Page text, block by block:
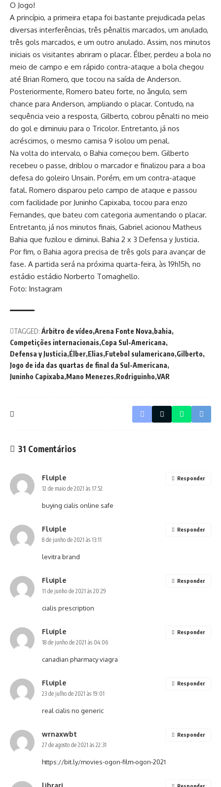
O Jogo!
A princípio, a primeira etapa foi bastante prejudicada pelas
diversas interferências, três pênaltis marcados, um anulado,
três gols marcados, e um outro anulado. Assim, nos minutos
iniciais os visitantes abriram o placar. Élber, perdeu a bola no
meio de campo e em rápido contra-ataque a bola chegou
até Brian Romero, que tocou na saída de Anderson.
Posteriormente, Romero bateu forte, no ângulo, sem
chance para Anderson, ampliando o placar. Contudo, na
sequência veio a resposta, Gilberto, cobrou pênalti no meio
do gol e diminuiu para o Tricolor. Entretanto, já nos
acréscimos, o mesmo camisa 9 isolou um penal.
Na volta do intervalo, o Bahia começou bem. Gilberto
recebeu o passe, driblou o marcador e finalizou para a boa
defesa do goleiro Unsain. Porém, em um contra-ataque
fatal. Romero disparou pelo campo de ataque e passou
com facilidade por Juninho Capixaba, tocou para enzo
Fernandes, que bateu com categoria aumentando o placar.
Entretanto, já nos minutos finais, Gabriel acionou Matheus
Bahia que fuzilou e diminui. Bahia 2 x 3 Defensa y Justicia.
Por fim, o Bahia agora precisa de três gols para avançar de
fase. A partida será na próxima quarta-feira, às 19h15h, no
estádio estádio Norberto Tomaghello.
Foto: Instagram
TAGGED: Árbitro de vídeo Arena Fonte Nova bahia
Competições internacionais Copa Sul-Americana
Defensa y Justicia Élber Elias Futebol sulamericano Gilberto
Jogo de ida das quartas de final da Sul-Americana
Juninho Capixaba Mano Menezes Rodriguinho VAR
31 Comentários
Fluiple
12 de maio de 2021 às 17:52
buying cialis online safe
Responder
Fluiple
8 de junho de 2021 às 13:11
levitra brand
Responder
Fluiple
11 de junho de 2021 às 20:29
cialis prescription
Responder
Fluiple
18 de junho de 2021 às 04:06
canadian pharmacy viagra
Responder
Fluiple
23 de julho de 2021 às 19:01
real cialis no generic
Responder
wrnaxwbt
27 de agosto de 2021 às 22:31
https://bit.ly/movies-ogon-film-ogon-2021
Responder
librari